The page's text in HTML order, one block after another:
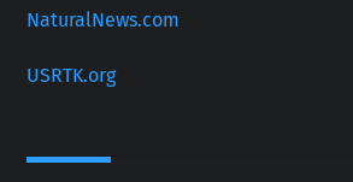
NaturalNews.com
USRTK.org